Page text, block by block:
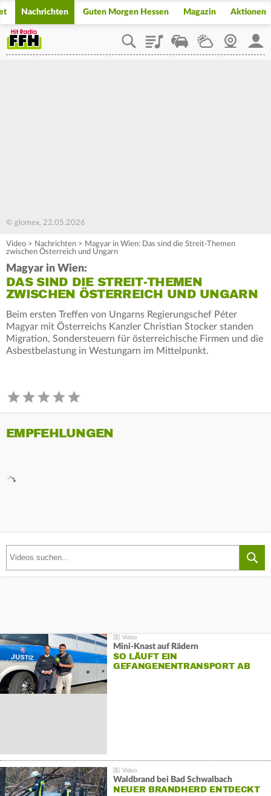
Nachrichten Guten Morgen Hessen Magazin Aktionen
PlaylistStaupilotWetterWebcam
© glomex, 22.05.2026
Video > Nachrichten > Magyar in Wien: Das sind die Streit-Themen
zwischen Österreich und Ungarn
Magyar in Wien:
DAS SIND DIE STREIT-THEMEN
ZWISCHEN ÖSTERREICH UND UNGARN
Beim ersten Treffen von Ungarns Regierungschef Péter
Magyar mit Österreichs Kanzler Christian Stocker standen
Migration, Sondersteuern für österreichische Firmen und die
Asbestbelastung in Westungarn im Mittelpunkt.
EMPFEHLUNGEN
Mini-Knast auf Rädern
SO LÄUFT EIN
GEFANGENENTRANSPORT AB
Waldbrand bei Bad Schwalbach
NEUER BRANDHERD ENTDECKT